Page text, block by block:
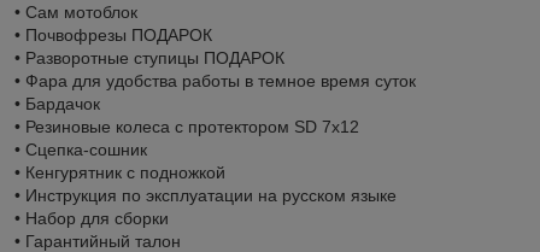
• Сам мотоблок
• Почвофрезы ПОДАРОК
• Разворотные ступицы ПОДАРОК
• Фара для удобства работы в темное время суток
• Бардачок
• Резиновые колеса с протектором SD 7x12
• Сцепка-сошник
• Кенгурятник с подножкой
• Инструкция по эксплуатации на русском языке
• Набор для сборки
• Гарантийный талон